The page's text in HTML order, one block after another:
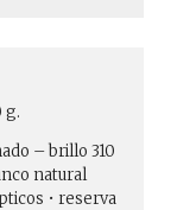
g.
– brillo 310
natural
• reserva